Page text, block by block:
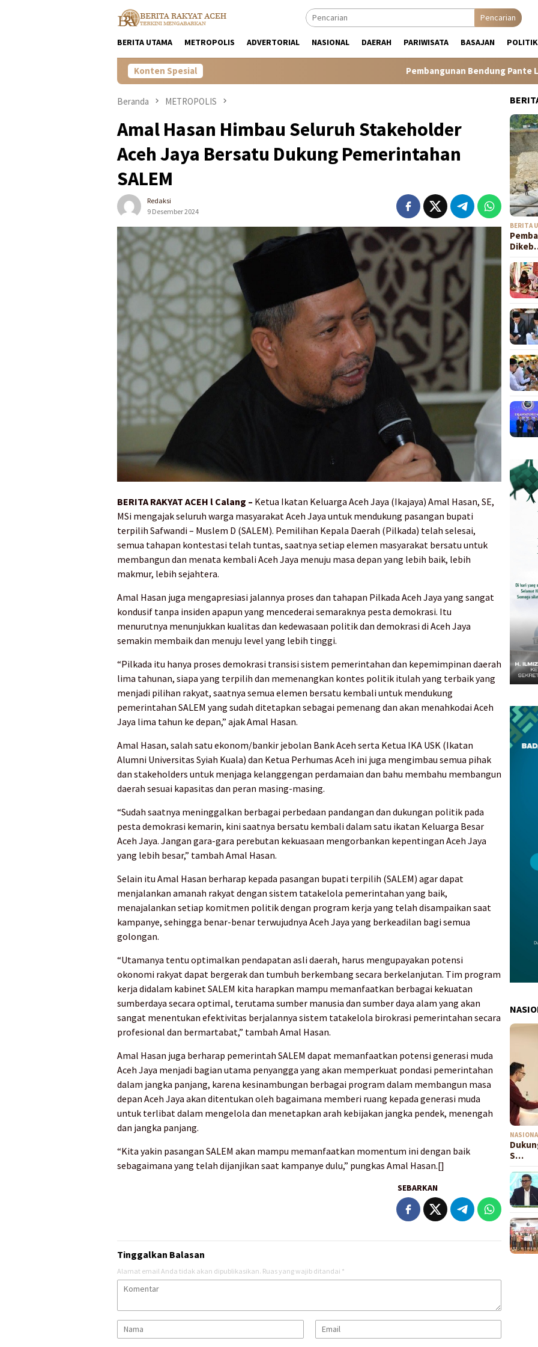
Pencarian
BERITA UTAMA METROPOLIS ADVERTORIAL NASIONAL DAERAH PARIWISATA BASAJAN POLITIK
Konten Spesial Pembangunan Bendung Pante Lhong II
Beranda METROPOLIS
Amal Hasan Himbau Seluruh Stakeholder
Aceh Jaya Bersatu Dukung Pemerintahan
SALEM
Redaksi
9 Desember 2024
BERITA RAKYAT ACEH l Calang – Ketua Ikatan Keluarga Aceh Jaya (Ikajaya) Amal Hasan, SE,
MSi mengajak seluruh warga masyarakat Aceh Jaya untuk mendukung pasangan bupati
terpilih Safwandi – Muslem D (SALEM). Pemilihan Kepala Daerah (Pilkada) telah selesai,
semua tahapan kontestasi telah tuntas, saatnya setiap elemen masyarakat bersatu untuk
membangun dan menata kembali Aceh Jaya menuju masa depan yang lebih baik, lebih
makmur, lebih sejahtera.
Amal Hasan juga mengapresiasi jalannya proses dan tahapan Pilkada Aceh Jaya yang sangat
kondusif tanpa insiden apapun yang mencederai semaraknya pesta demokrasi. Itu
menurutnya menunjukkan kualitas dan kedewasaan politik dan demokrasi di Aceh Jaya
semakin membaik dan menuju level yang lebih tinggi.
“Pilkada itu hanya proses demokrasi transisi sistem pemerintahan dan kepemimpinan daerah
lima tahunan, siapa yang terpilih dan memenangkan kontes politik itulah yang terbaik yang
menjadi pilihan rakyat, saatnya semua elemen bersatu kembali untuk mendukung
pemerintahan SALEM yang sudah ditetapkan sebagai pemenang dan akan menahkodai Aceh
Jaya lima tahun ke depan,” ajak Amal Hasan.
Amal Hasan, salah satu ekonom/bankir jebolan Bank Aceh serta Ketua IKA USK (Ikatan
Alumni Universitas Syiah Kuala) dan Ketua Perhumas Aceh ini juga mengimbau semua pihak
dan stakeholders untuk menjaga kelanggengan perdamaian dan bahu membahu membangun
daerah sesuai kapasitas dan peran masing-masing.
“Sudah saatnya meninggalkan berbagai perbedaan pandangan dan dukungan politik pada
pesta demokrasi kemarin, kini saatnya bersatu kembali dalam satu ikatan Keluarga Besar
Aceh Jaya. Jangan gara-gara perebutan kekuasaan mengorbankan kepentingan Aceh Jaya
yang lebih besar,” tambah Amal Hasan.
Selain itu Amal Hasan berharap kepada pasangan bupati terpilih (SALEM) agar dapat
menjalankan amanah rakyat dengan sistem tatakelola pemerintahan yang baik,
menajalankan setiap komitmen politik dengan program kerja yang telah disampaikan saat
kampanye, sehingga benar-benar terwujudnya Aceh Jaya yang berkeadilan bagi semua
golongan.
“Utamanya tentu optimalkan pendapatan asli daerah, harus mengupayakan potensi
okonomi rakyat dapat bergerak dan tumbuh berkembang secara berkelanjutan. Tim program
kerja didalam kabinet SALEM kita harapkan mampu memanfaatkan berbagai kekuatan
sumberdaya secara optimal, terutama sumber manusia dan sumber daya alam yang akan
sangat menentukan efektivitas berjalannya sistem tatakelola birokrasi pemerintahan secara
profesional dan bermartabat,” tambah Amal Hasan.
Amal Hasan juga berharap pemerintah SALEM dapat memanfaatkan potensi generasi muda
Aceh Jaya menjadi bagian utama penyangga yang akan memperkuat pondasi pemerintahan
dalam jangka panjang, karena kesinambungan berbagai program dalam membangun masa
depan Aceh Jaya akan ditentukan oleh bagaimana memberi ruang kepada generasi muda
untuk terlibat dalam mengelola dan menetapkan arah kebijakan jangka pendek, menengah
dan jangka panjang.
“Kita yakin pasangan SALEM akan mampu memanfaatkan momentum ini dengan baik
sebagaimana yang telah dijanjikan saat kampanye dulu,” pungkas Amal Hasan.[]
SEBARKAN
Tinggalkan Balasan
Alamat email Anda tidak akan dipublikasikan. Ruas yang wajib ditandai *
BERITA
S…